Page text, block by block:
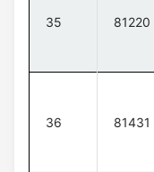
35 81220
36 81431